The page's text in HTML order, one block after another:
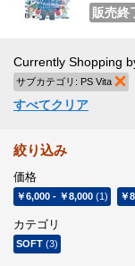
販売終
Currently Shopping
サブカテゴリ: PS Vita
すべてクリア
絞り込み
価格
￥6,000 - ￥8,000 (1) ￥
カテゴリ
SOFT (3)